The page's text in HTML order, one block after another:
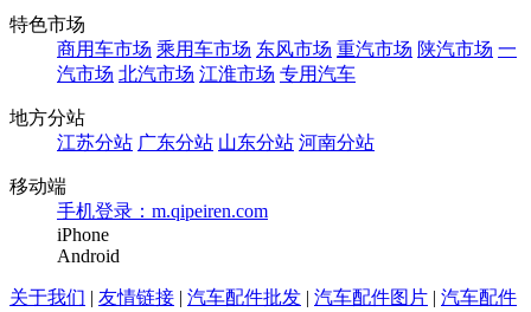
特色市场
商用车市场 乘用车市场 东风市场 重汽市场 陕汽市场 一
汽市场 北汽市场 江淮市场 专用汽车
地方分站
江苏分站 广东分站 山东分站 河南分站
移动端
手机登录：m.qipeiren.com
iPhone
Android
关于我们 | 友情链接 | 汽车配件批发 | 汽车配件图片 | 汽车配件